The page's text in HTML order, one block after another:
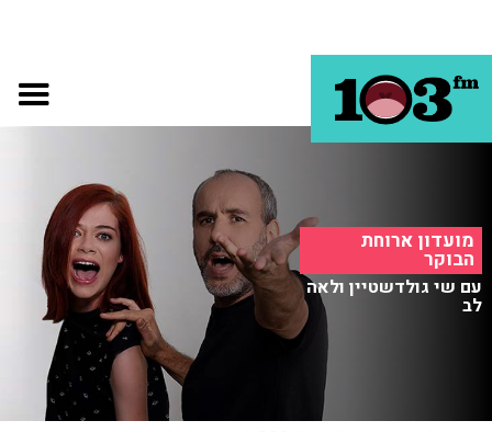
מועדון ארוחת
הבוקר
עם שי גולדשטיין ולאה
לב